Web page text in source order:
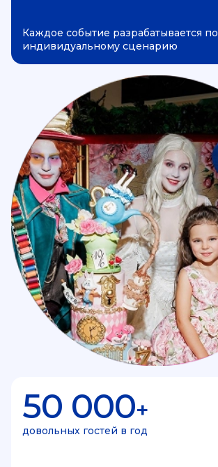
Каждое событие разрабатывается по
индивидуальному сценарию
50 000+
довольных гостей в год